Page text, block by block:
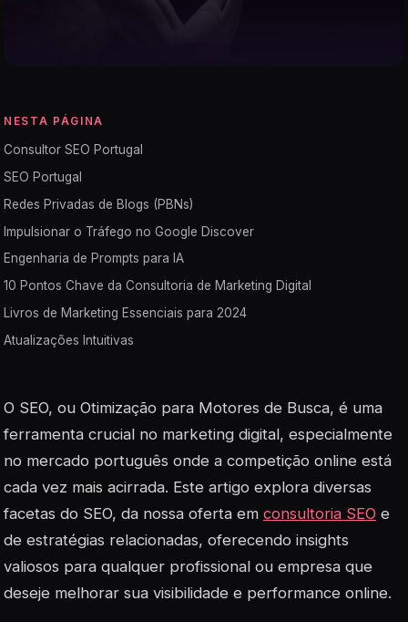
NESTA PÁGINA
Consultor SEO Portugal
SEO Portugal
Redes Privadas de Blogs (PBNs)
Impulsionar o Tráfego no Google Discover
Engenharia de Prompts para IA
10 Pontos Chave da Consultoria de Marketing Digital
Livros de Marketing Essenciais para 2024
Atualizações Intuitivas
O SEO, ou Otimização para Motores de Busca, é uma
ferramenta crucial no marketing digital, especialmente
no mercado português onde a competição online está
cada vez mais acirrada. Este artigo explora diversas
facetas do SEO, da nossa oferta em consultoria SEO e
de estratégias relacionadas, oferecendo insights
valiosos para qualquer profissional ou empresa que
deseje melhorar sua visibilidade e performance online.